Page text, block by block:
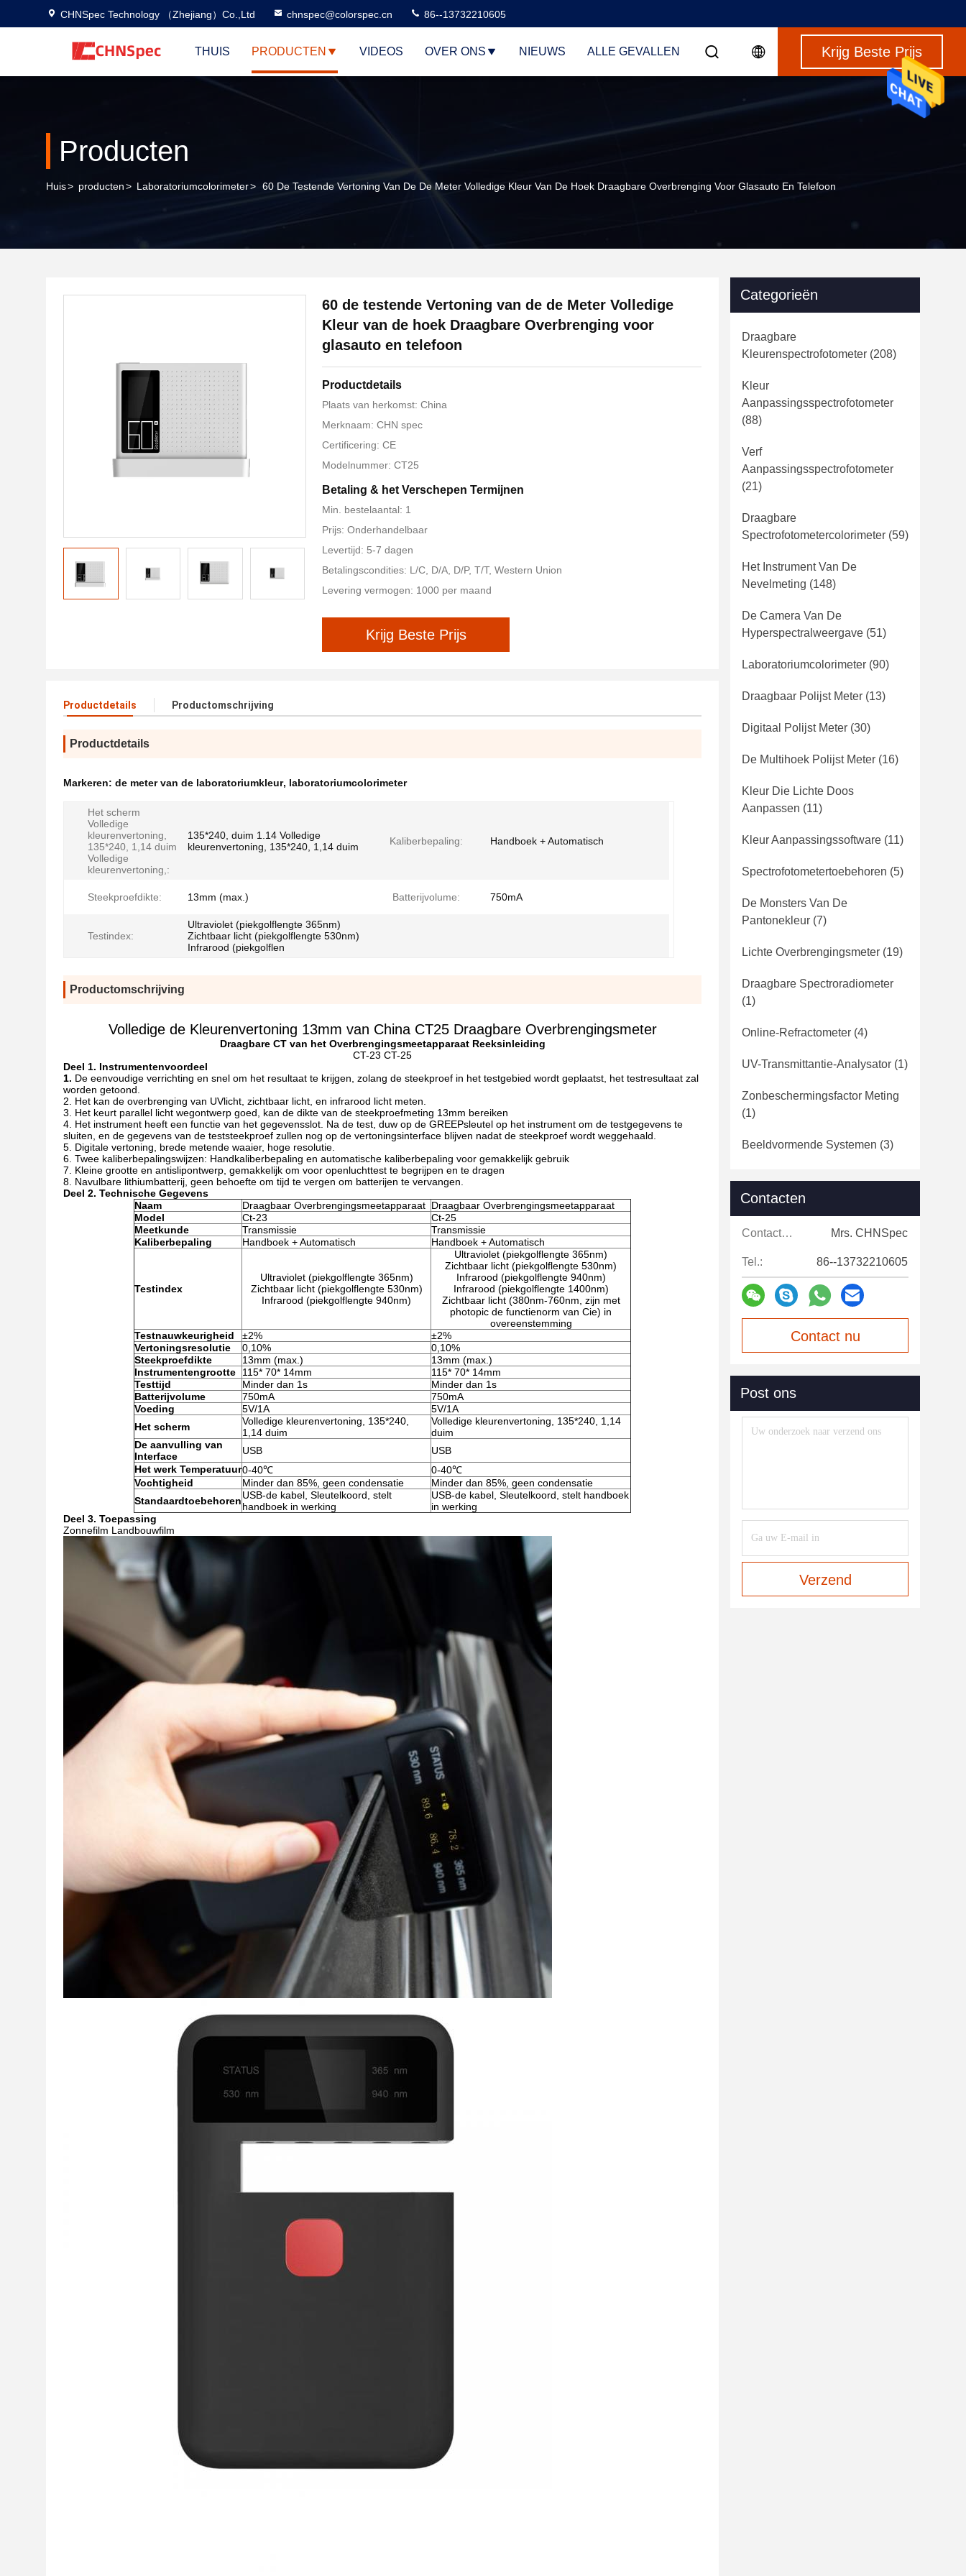
CHNSpec Technology （Zhejiang）Co.,Ltd chnspec@colorspec.cn 86--13732210605
THUIS PRODUCTEN VIDEOS OVER ONS NIEUWS ALLE GEVALLEN Krijg Beste Prijs
Producten
Huis> producten> Laboratoriumcolorimeter> 60 De Testende Vertoning Van De De Meter Volledige Kleur Van De Hoek Draagbare Overbrenging Voor Glasauto En Telefoon
60 de testende Vertoning van de de Meter Volledige
Kleur van de hoek Draagbare Overbrenging voor
glasauto en telefoon
Productdetails
Plaats van herkomst: China
Merknaam: CHN spec
Certificering: CE
Modelnummer: CT25
Betaling & het Verschepen Termijnen
Min. bestelaantal: 1
Prijs: Onderhandelbaar
Levertijd: 5-7 dagen
Betalingscondities: L/C, D/A, D/P, T/T, Western Union
Levering vermogen: 1000 per maand
Krijg Beste Prijs
Productdetails Productomschrijving
Productdetails
Markeren: de meter van de laboratoriumkleur, laboratoriumcolorimeter
Het scherm
Volledige
kleurenvertoning,
135*240, 1,14 duim
Volledige
kleurenvertoning,:
135*240, duim 1.14 Volledige
kleurenvertoning, 135*240, 1,14 duim
Kaliberbepaling: Handboek + Automatisch
Steekproefdikte: 13mm (max.) Batterijvolume: 750mA
Testindex:
Ultraviolet (piekgolflengte 365nm)
Zichtbaar licht (piekgolflengte 530nm)
Infrarood (piekgolflen
Productomschrijving
Volledige de Kleurenvertoning 13mm van China CT25 Draagbare Overbrengingsmeter
Draagbare CT van het Overbrengingsmeetapparaat Reeksinleiding
CT-23 CT-25
Deel 1. Instrumentenvoordeel
1. De eenvoudige verrichting en snel om het resultaat te krijgen, zolang de steekproef in het testgebied wordt geplaatst, het testresultaat zal
worden getoond.
2. Het kan de overbrenging van UVlicht, zichtbaar licht, en infrarood licht meten.
3. Het keurt parallel licht wegontwerp goed, kan de dikte van de steekproefmeting 13mm bereiken
4. Het instrument heeft een functie van het gegevensslot. Na de test, duw op de GREEPsleutel op het instrument om de testgegevens te
sluiten, en de gegevens van de teststeekproef zullen nog op de vertoningsinterface blijven nadat de steekproef wordt weggehaald.
5. Digitale vertoning, brede metende waaier, hoge resolutie.
6. Twee kaliberbepalingswijzen: Handkaliberbepaling en automatische kaliberbepaling voor gemakkelijk gebruik
7. Kleine grootte en antislipontwerp, gemakkelijk om voor openluchttest te begrijpen en te dragen
8. Navulbare lithiumbatterij, geen behoefte om tijd te vergen om batterijen te vervangen.
Deel 2. Technische Gegevens
Naam
Draagbaar Overbrengingsmeetapparaat Draagbaar Overbrengingsmeetapparaat
Model
Ct-23
Ct-25
Meetkunde
Transmissie
Transmissie
Kaliberbepaling
Handboek + Automatisch Handboek + Automatisch
Testindex
Ultraviolet (piekgolflengte 365nm)
Zichtbaar licht (piekgolflengte 530nm)
Infrarood (piekgolflengte 940nm)
Ultraviolet (piekgolflengte 365nm)
Zichtbaar licht (piekgolflengte 530nm)
Infrarood (piekgolflengte 940nm)
Infrarood (piekgolflengte 1400nm)
Zichtbaar licht (380nm-760nm, zijn met
photopic de functienorm van Cie) in
overeenstemming
Testnauwkeurigheid
±2%
±2%
Vertoningsresolutie
0,10%
0,10%
Steekproefdikte
13mm (max.)
13mm (max.)
Instrumentengrootte
115* 70* 14mm
115* 70* 14mm
Testtijd
Minder dan 1s
Minder dan 1s
Batterijvolume
750mA
750mA
Voeding
5V/1A
5V/1A
Het scherm
Volledige kleurenvertoning, 135*240,
1,14 duim
Volledige kleurenvertoning, 135*240, 1,14
duim
De aanvulling van
Interface
USB
USB
Het werk Temperatuur0-40℃
0-40℃
Vochtigheid
Minder dan 85%, geen condensatie
Minder dan 85%, geen condensatie
StandaardtoebehorenUSB-de kabel, Sleutelkoord, stelt
handboek in werking
USB-de kabel, Sleutelkoord, stelt handboek
in werking
Deel 3. Toepassing
Zonnefilm Landbouwfilm
Categorieën
Draagbare
Kleurenspectrofotometer (208)
Kleur
Aanpassingsspectrofotometer
(88)
Verf
Aanpassingsspectrofotometer
(21)
Draagbare
Spectrofotometercolorimeter (59)
Het Instrument Van De
Nevelmeting (148)
De Camera Van De
Hyperspectralweergave (51)
Laboratoriumcolorimeter (90)
Draagbaar Polijst Meter (13)
Digitaal Polijst Meter (30)
De Multihoek Polijst Meter (16)
Kleur Die Lichte Doos
Aanpassen (11)
Kleur Aanpassingssoftware (11)
Spectrofotometertoebehoren (5)
De Monsters Van De
Pantonekleur (7)
Lichte Overbrengingsmeter (19)
Draagbare Spectroradiometer
(1)
Online-Refractometer (4)
UV-Transmittantie-Analysator (1)
Zonbeschermingsfactor Meting
(1)
Beeldvormende Systemen (3)
Contacten
Contacten: Mrs. CHNSpec
Tel.: 86--13732210605
Contact nu
Post ons
Verzend